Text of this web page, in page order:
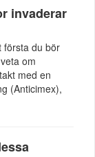
invaderar
första du bör
om
med en
(Anticimex),